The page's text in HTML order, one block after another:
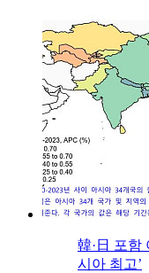
韓·日 포함
시아 최고’